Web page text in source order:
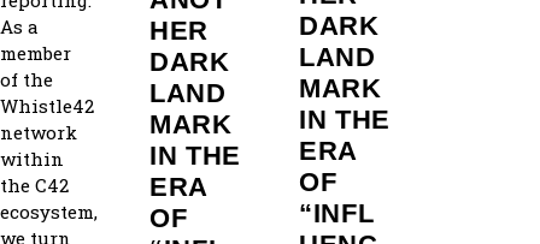
As a
member
of the
Whistle42
network
within
the C42
ecosystem,
we turn
HER
DARK
LAND
MARK
IN THE
ERA
OF
DARK
LAND
MARK
IN THE
ERA
OF
“INFL